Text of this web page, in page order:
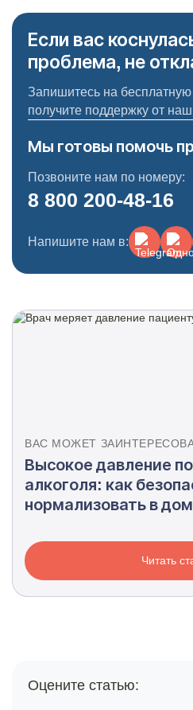
Если вас
проблема, не
Запишитесь на бесплатную
получите поддержку от
Мы готовы помочь
Позвоните нам по номеру:
8 800 200-48-16
Напишите нам в:
ВАС МОЖЕТ
Высокое давление
алкоголя: как
нормализовать в
Читать
Оцените статью: